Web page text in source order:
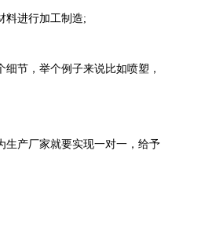
料进行加工制造;
节，举个例子来说比如喷塑，
生产厂家就要实现一对一，给予